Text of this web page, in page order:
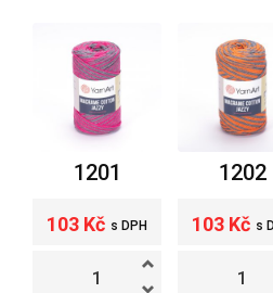
1201
103 Kč s DPH
1202
103 Kč s